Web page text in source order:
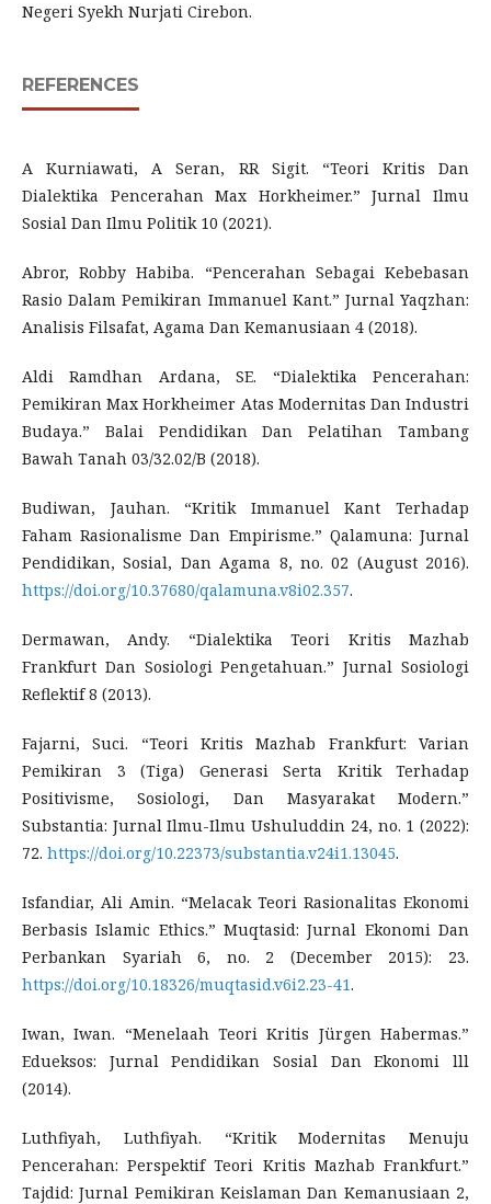
Negeri Syekh Nurjati Cirebon.
REFERENCES
A Kurniawati, A Seran, RR Sigit. “Teori Kritis Dan
Dialektika Pencerahan Max Horkheimer.” Jurnal Ilmu
Sosial Dan Ilmu Politik 10 (2021).
Abror, Robby Habiba. “Pencerahan Sebagai Kebebasan
Rasio Dalam Pemikiran Immanuel Kant.” Jurnal Yaqzhan:
Analisis Filsafat, Agama Dan Kemanusiaan 4 (2018).
Aldi Ramdhan Ardana, SE. “Dialektika Pencerahan:
Pemikiran Max Horkheimer Atas Modernitas Dan Industri
Budaya.” Balai Pendidikan Dan Pelatihan Tambang
Bawah Tanah 03/32.02/B (2018).
Budiwan, Jauhan. “Kritik Immanuel Kant Terhadap
Faham Rasionalisme Dan Empirisme.” Qalamuna: Jurnal
Pendidikan, Sosial, Dan Agama 8, no. 02 (August 2016).
https://doi.org/10.37680/qalamuna.v8i02.357.
Dermawan, Andy. “Dialektika Teori Kritis Mazhab
Frankfurt Dan Sosiologi Pengetahuan.” Jurnal Sosiologi
Reflektif 8 (2013).
Fajarni, Suci. “Teori Kritis Mazhab Frankfurt: Varian
Pemikiran 3 (Tiga) Generasi Serta Kritik Terhadap
Positivisme, Sosiologi, Dan Masyarakat Modern.”
Substantia: Jurnal Ilmu-Ilmu Ushuluddin 24, no. 1 (2022):
72. https://doi.org/10.22373/substantia.v24i1.13045.
Isfandiar, Ali Amin. “Melacak Teori Rasionalitas Ekonomi
Berbasis Islamic Ethics.” Muqtasid: Jurnal Ekonomi Dan
Perbankan Syariah 6, no. 2 (December 2015): 23.
https://doi.org/10.18326/muqtasid.v6i2.23-41.
Iwan, Iwan. “Menelaah Teori Kritis Jürgen Habermas.”
Edueksos: Jurnal Pendidikan Sosial Dan Ekonomi lll
(2014).
Luthfiyah, Luthfiyah. “Kritik Modernitas Menuju
Pencerahan: Perspektif Teori Kritis Mazhab Frankfurt.”
Tajdid: Jurnal Pemikiran Keislaman Dan Kemanusiaan 2,